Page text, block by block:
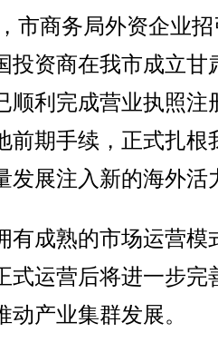
商务局外资企业招
投资商在我市成立甘
顺利完成营业执照注
前期手续，正式扎根
发展注入新的海外活
成熟的市场运营模
式运营后将进一步完
产业集群发展。